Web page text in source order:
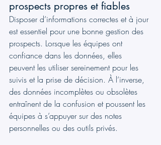
prospects propres et fiables
Disposer d’informations correctes et à jour
est essentiel pour une bonne gestion des
prospects. Lorsque les équipes ont
confiance dans les données, elles
peuvent les utiliser sereinement pour les
suivis et la prise de décision. À l’inverse,
des données incomplètes ou obsolètes
entraînent de la confusion et poussent les
équipes à s’appuyer sur des notes
personnelles ou des outils privés.